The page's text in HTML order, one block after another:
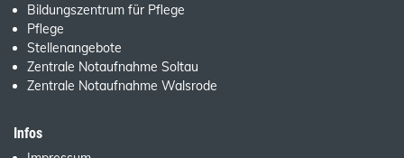
Bildungszentrum für Pflege
Pflege
Stellenangebote
Zentrale Notaufnahme Soltau
Zentrale Notaufnahme Walsrode
Infos